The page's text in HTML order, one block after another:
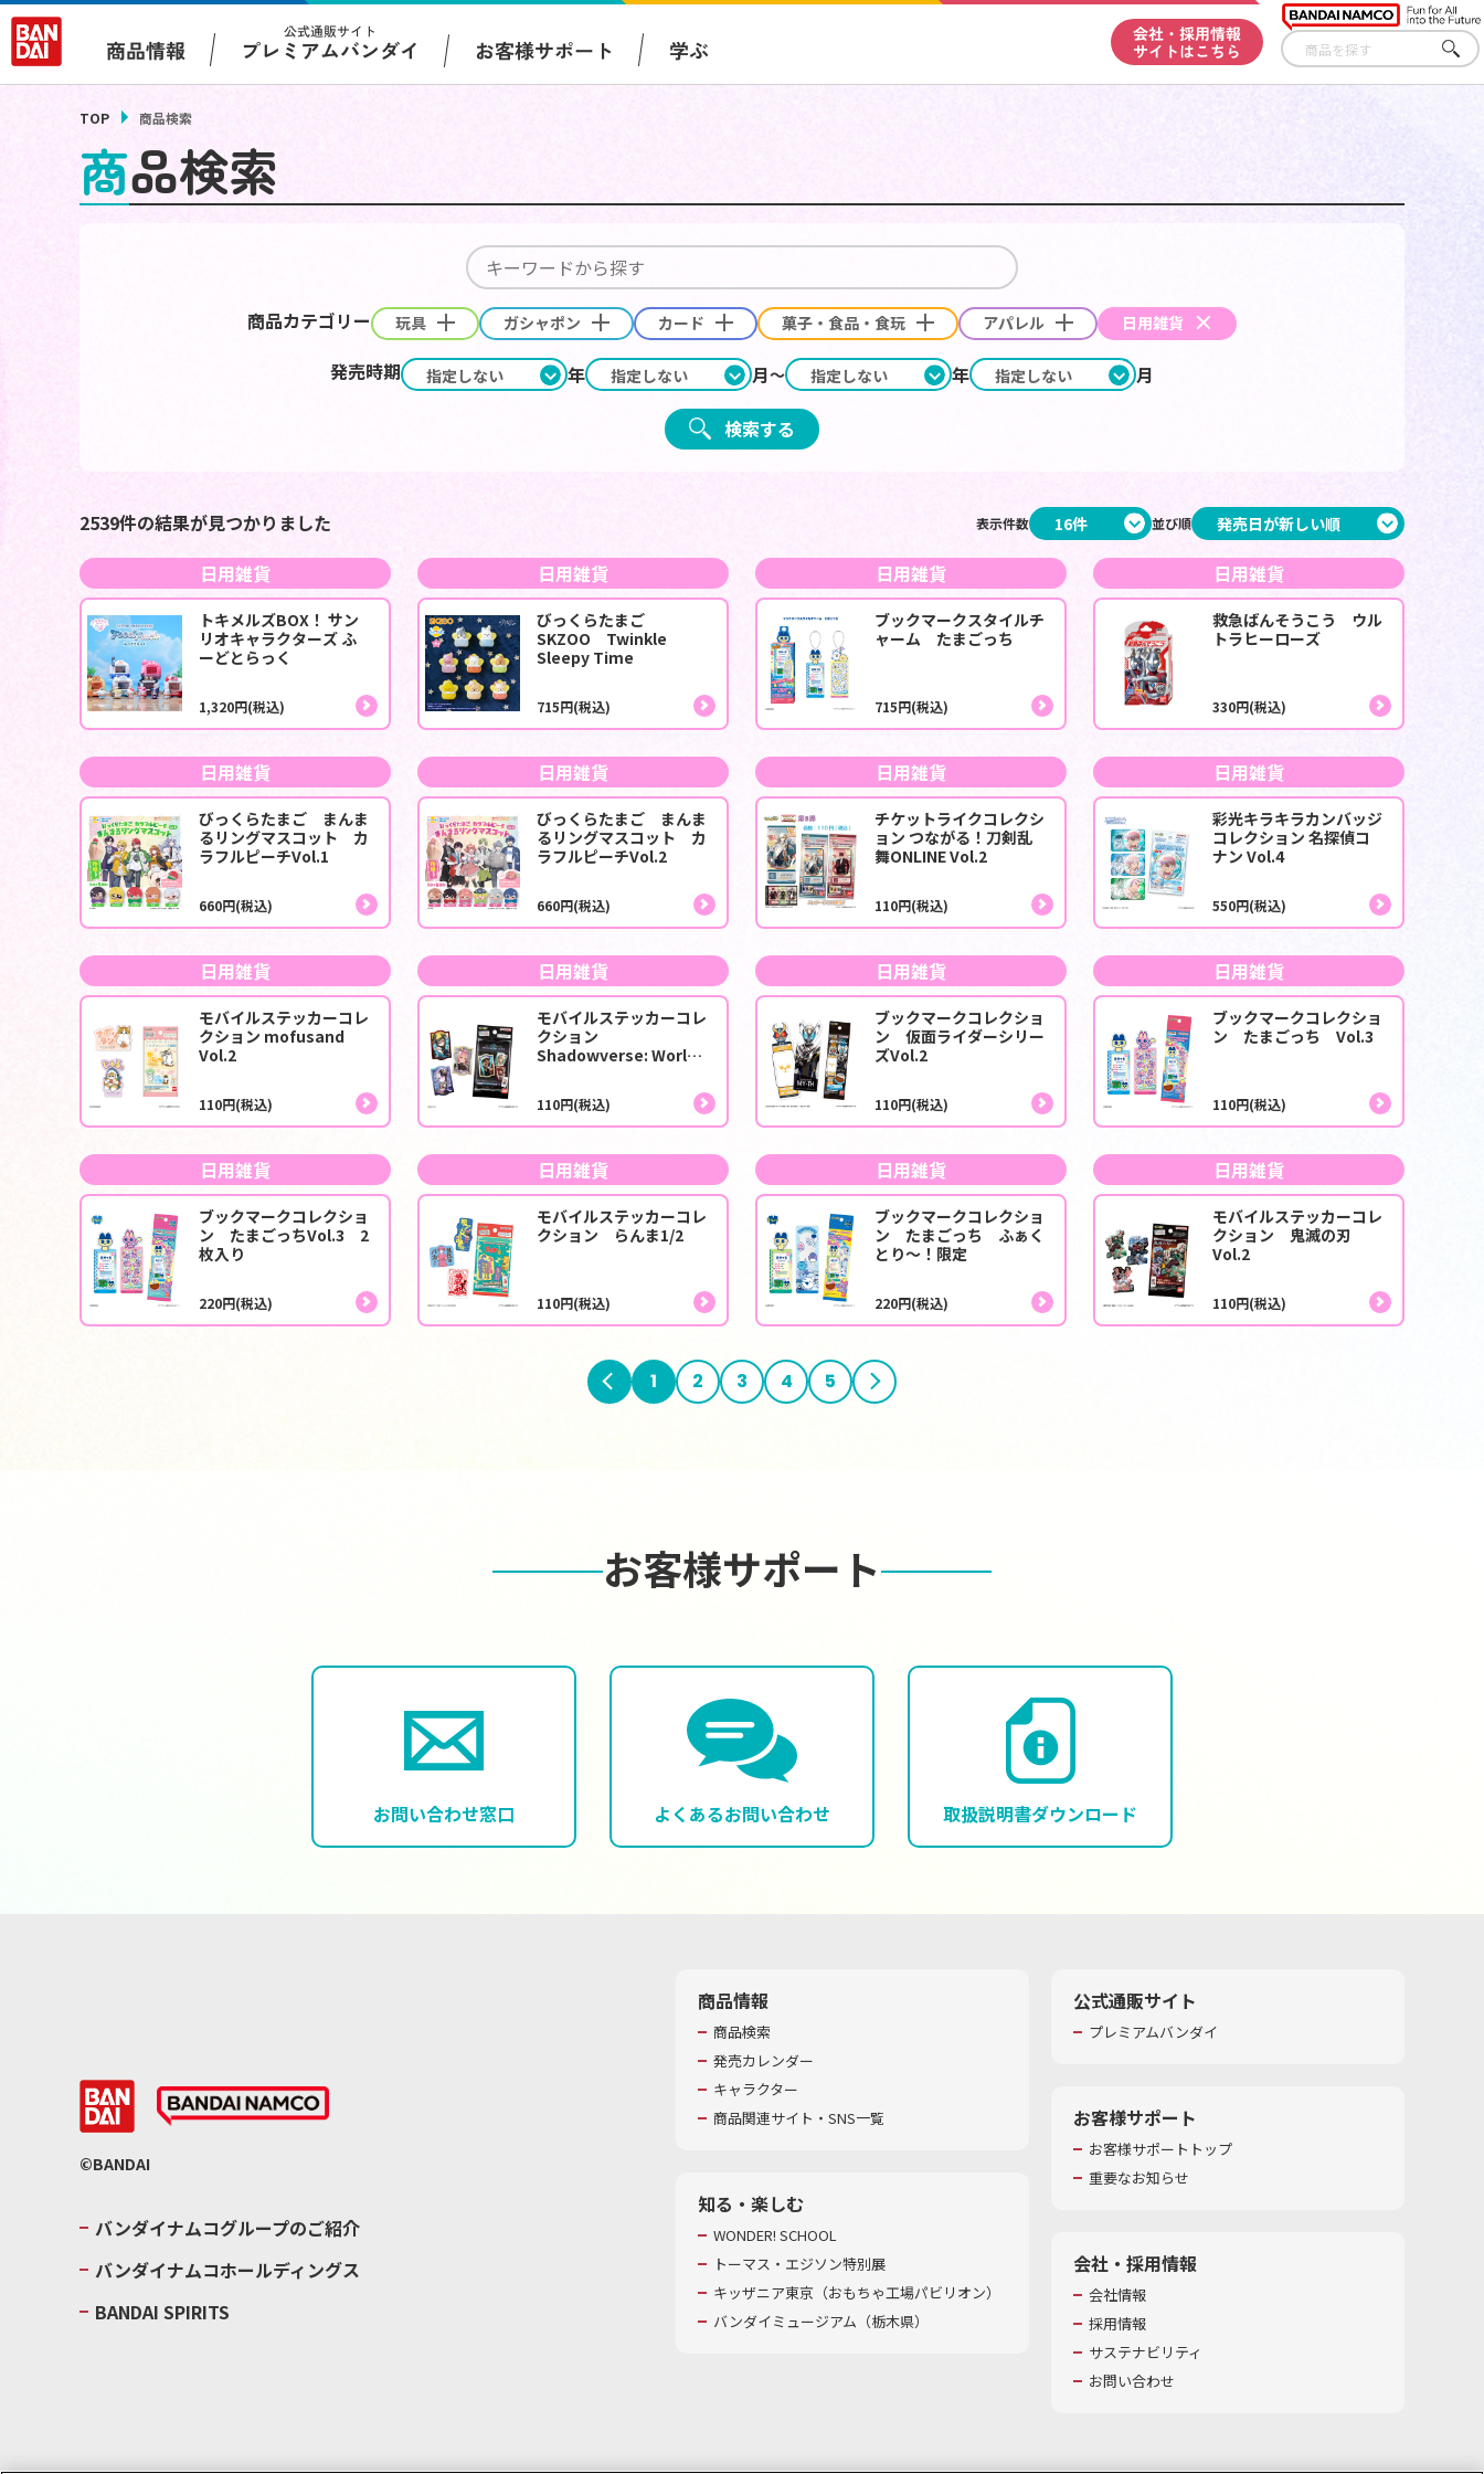
商品情報
公式通販サイト
プレミアムバンダイ お客様サポート 学ぶ
会社・採用情報
サイトはこちら
さ
TOP 商品検索
商品検索
商品カテゴリー 玩具 ガシャポン カード 菓子・食品・食玩 アパレル 日用雑貨
発売時期 年 月 年 月
検索する
2539件の結果が見つかりました 表示件数 並び順
日用雑貨
トキメルズBOX！ サン
リオキャラクターズ ふ
ーどとらっく
1,320円(税込)
日用雑貨
びっくらたまご
SKZOO Twinkle
Sleepy Time
715円(税込)
日用雑貨
ブックマークスタイルチ
ャーム たまごっち
715円(税込)
日用雑貨
救急ばんそうこう ウル
トラヒーローズ
330円(税込)
日用雑貨
びっくらたまご まんま
るリングマスコット カ
ラフルピーチVol.1
660円(税込)
日用雑貨
びっくらたまご まんま
るリングマスコット カ
ラフルピーチVol.2
660円(税込)
日用雑貨
チケットライクコレクシ
ョン つながる！刀剣乱
舞ONLINE Vol.2
110円(税込)
日用雑貨
彩光キラキラカンバッジ
コレクション 名探偵コ
ナン Vol.4
550円(税込)
日用雑貨
モバイルステッカーコレ
クション mofusand
Vol.2
110円(税込)
日用雑貨
モバイルステッカーコレ
クション
Shadowverse: Worlds
110円(税込)
日用雑貨
ブックマークコレクショ
ン 仮面ライダーシリー
ズVol.2
110円(税込)
日用雑貨
ブックマークコレクショ
ン たまごっち Vol.3
110円(税込)
日用雑貨
ブックマークコレクショ
ン たまごっちVol.3 2
枚入り
220円(税込)
日用雑貨
モバイルステッカーコレ
クション らんま1/2
110円(税込)
日用雑貨
ブックマークコレクショ
ン たまごっち ふぁく
とり～！限定
220円(税込)
日用雑貨
モバイルステッカーコレ
クション 鬼滅の刃
Vol.2
110円(税込)
前へ 1 2 3 4 5 次へ
お客様サポート
お問い合わせ窓口 よくあるお問い合わせ 取扱説明書ダウンロード
©BANDAI
バンダイナムコグループのご紹介
バンダイナムコホールディングス
BANDAI SPIRITS
商品情報
商品検索
発売カレンダー
キャラクター
商品関連サイト・SNS一覧
知る・楽しむ
WONDER! SCHOOL
トーマス・エジソン特別展
キッザニア東京（おもちゃ工場パビリオン）​
バンダイミュージアム（栃木県）
公式通販サイト
プレミアムバンダイ
お客様サポート
お客様サポートトップ
重要なお知らせ
会社・採用情報
会社情報
採用情報
サステナビリティ
お問い合わせ